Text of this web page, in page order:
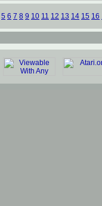
5 6 7 8 9 10 11 12 13 14 15 16